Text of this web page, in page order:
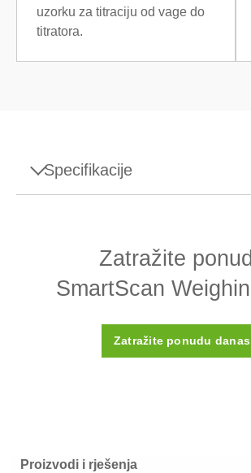
uzorku za titraciju od vage do
titratora.
Specifikacije
Analitičke
Ručni
XPR
Senzori
Kategorija pribora Povezivost
Zatražite
SmartScan
Zatražite ponudu danas
Proizvodi i rješenja